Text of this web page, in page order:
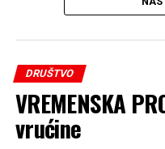
određen u narednim
Republičkog
Srpske, prenosi
Građane tako očekuje
temperatura, uz
DRUŠTVO
VREMENSKA
vrućine